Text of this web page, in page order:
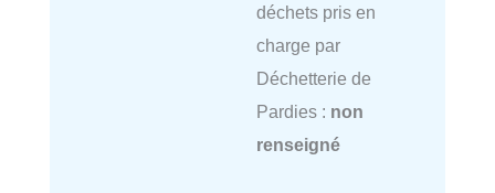
déchets pris en
charge par
Déchetterie de
Pardies : non
renseigné